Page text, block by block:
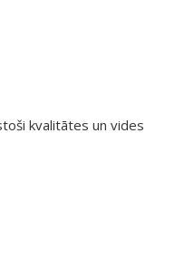
kvalitātes un vides